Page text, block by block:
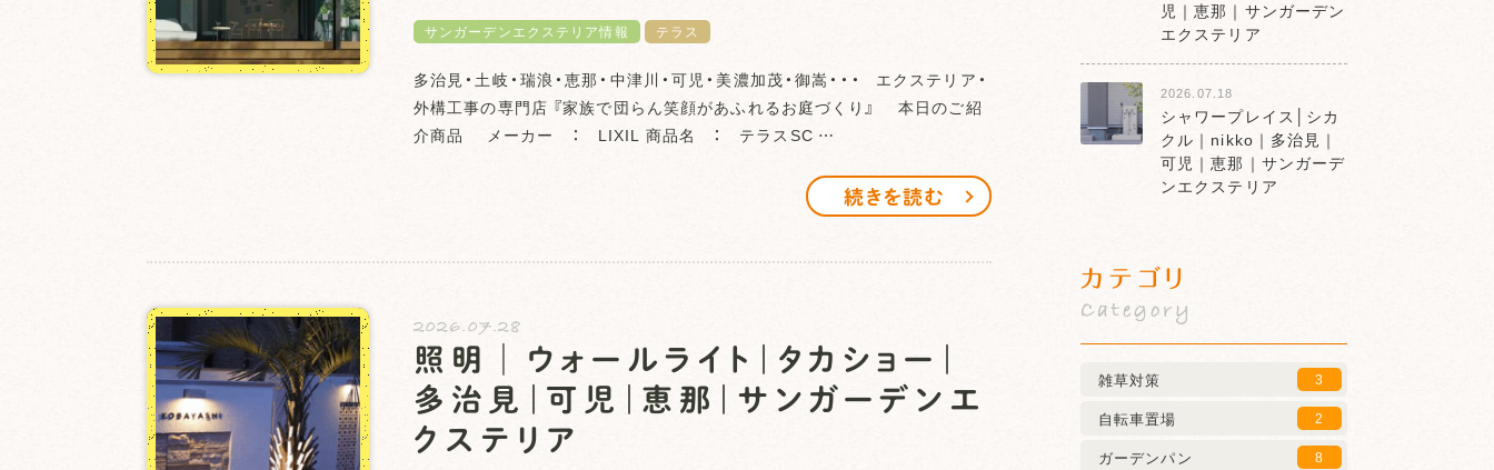
サンガーデンエクステリア情報 テラス
多治見・土岐・瑞浪・恵那・中津川・可児・美濃加茂・御嵩・・・ エクステリア・
外構工事の専門店 『家族で団らん笑顔があふれるお庭づくり』 本日のご紹
介商品 メーカー ： LIXIL 商品名 ： テラスSC …
続きを読む
2026.07.28
照明│ウォールライト｜タカショー｜
多治見｜可児｜恵那｜サンガーデンエ
クステリア
児｜恵那｜サンガーデン
エクステリア
2026.07.18
シャワープレイス│シカ
クル｜nikko｜多治見｜
可児｜恵那｜サンガーデ
ンエクステリア
カテゴリ
Category
雑草対策 3
自転車置場 2
ガーデンパン 8